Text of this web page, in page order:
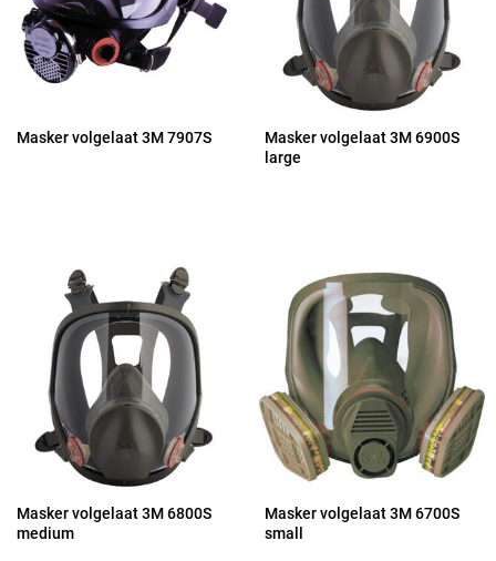
Masker volgelaat 3M 7907S
Masker volgelaat 3M 6900S
large
Masker volgelaat 3M 6800S
medium
Masker volgelaat 3M 6700S
small